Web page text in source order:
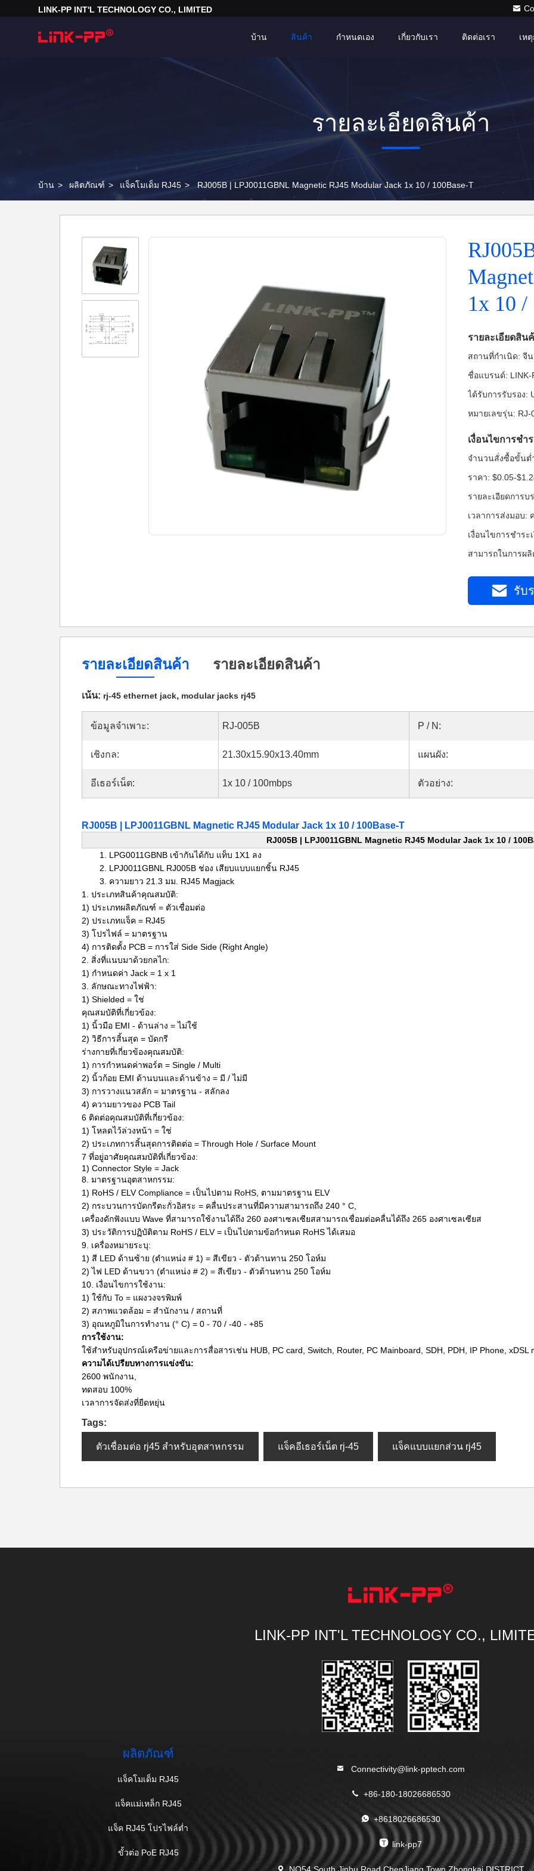
LINK-PP INT'L TECHNOLOGY CO., LIMITED
บ้าน สินค้า เกี่ยวกับเรา ติดต่อเรา เห
กำหนดเอง
รายละเอียดสินค้า
บ้าน > ผลิตภัณฑ์ > แจ็คโมเด็ม RJ45 > RJ005B | LPJ0011GBNL Magnetic RJ45 Modular Jack 1x 10 / 100Base-T
1x 10 /
รายละเอียดสิน
สถานที่กำเนิด: จีน
ชื่อแบรนด์: LINK-
ได้รับการรับรอง:
หมายเลขรุ่น: RJ-
เงื่อนไขการชำ
จำนวนสั่งซื้อขั้นต่
ราคา: $0.05-
รายละเอียดการบ
เวลาการส่งมอบ:
เงื่อนไขการชำระ
สามารถในการผลิ
รับ
รายละเอียดสินค้า รายละเอียดสินค้า
เน้น: rj-45 ethernet jack, modular jacks rj45
ข้อมูลจำเพาะ: RJ-005B P / N:
เชิงกล: 21.30x15.90x13.40mm แผนผัง:
อีเธอร์เน็ต: 1x 10 / 100mbps ตัวอย่าง:
RJ005B | LPJ0011GBNL Magnetic RJ45 Modular Jack 1x 10 / 100Base-T
RJ005B | LPJ0011GBNL Magnetic RJ45 Modular Jack 1x 10 /
LPG0011GBNB เข้ากันได้กับ แท็บ 1X1 ลง
LPJ0011GBNL RJ005B ช่อง เสียบแบบแยกชิ้น RJ45
ความยาว 21.3 มม. RJ45 Magjack
1. ประเภทสินค้าคุณสมบัติ:
1) ประเภทผลิตภัณฑ์ = ตัวเชื่อมต่อ
2) ประเภทแจ็ค = RJ45
3) โปรไฟล์ = มาตรฐาน
4) การติดตั้ง PCB = การใส่ Side Side (Right Angle)
2. สิ่งที่แนบมาด้วยกลไก:
1) กำหนดค่า Jack = 1 x 1
3. ลักษณะทางไฟฟ้า:
1) Shielded = ใช่
คุณสมบัติที่เกี่ยวข้อง:
1) นิ้วมือ EMI - ด้านล่าง = ไม่ใช้
2) วิธีการสิ้นสุด = บัดกรี
ร่างกายที่เกี่ยวข้องคุณสมบัติ:
1) การกำหนดค่าพอร์ต = Single / Multi
2) นิ้วก้อย EMI ด้านบนและด้านข้าง = มี / ไม่มี
3) การวางแนวสลัก = มาตรฐาน - สลักลง
4) ความยาวของ PCB Tail
6 ติดต่อคุณสมบัติที่เกี่ยวข้อง:
1) โหลดไว้ล่วงหน้า = ใช่
2) ประเภทการสิ้นสุดการติดต่อ = Through Hole / Surface Mount
7 ที่อยู่อาศัยคุณสมบัติที่เกี่ยวข้อง:
1) Connector Style = Jack
8. มาตรฐานอุตสาหกรรม:
1) RoHS / ELV Compliance = เป็นไปตาม RoHS, ตามมาตรฐาน ELV
2) กระบวนการบัดกรีตะกั่วอิสระ = คลื่นประสานที่มีความสามารถถึง 240 ° C,
เครื่องดักฟังแบบ Wave ที่สามารถใช้งานได้ถึง 260 องศาเซลเซียสสามารถเชื่อมต่อคลื่นได้ถึง 265 องศาเซลเซียส
3) ประวัติการปฏิบัติตาม RoHS / ELV = เป็นไปตามข้อกำหนด RoHS ได้เสมอ
9. เครื่องหมายระบุ:
1) สี LED ด้านซ้าย (ตำแหน่ง # 1) = สีเขียว - ตัวต้านทาน 250 โอห์ม
2) ไฟ LED ด้านขวา (ตำแหน่ง # 2) = สีเขียว - ตัวต้านทาน 250 โอห์ม
10. เงื่อนไขการใช้งาน:
1) ใช้กับ To = แผงวงจรพิมพ์
2) สภาพแวดล้อม = สำนักงาน / สถานที่
3) อุณหภูมิในการทำงาน (° C) = 0 - 70 / -40 - +85
การใช้งาน:
ใช้สำหรับอุปกรณ์เครือข่ายและการสื่อสารเช่น HUB, PC card, Switch, Router, PC Mainboard, SDH, PDH, IP Phone, xDSL
ความได้เปรียบทางการแข่งขัน:
2600 พนักงาน,
ทดสอบ 100%
เวลาการจัดส่งที่ยืดหยุ่น
Tags:
ตัวเชื่อมต่อ rj45 สำหรับอุตสาหกรรม แจ็คอีเธอร์เน็ต rj-45 แจ็คแบบแยกส่วน rj45
LINK-PP INT'L TECHNOLOGY CO.,
ผลิตภัณฑ์
แจ็คโมเด็ม RJ45
แจ็คแม่เหล็ก RJ45
แจ็ค RJ45 โปรไฟล์ต่ำ
ขั้วต่อ PoE RJ45
Connectivity@link-pptech.com
+86-180-18026686530
+8618026686530
link-pp7